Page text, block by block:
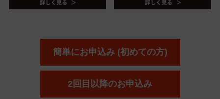
簡単にお申込み (初めての方)
2回目以降のお申込み